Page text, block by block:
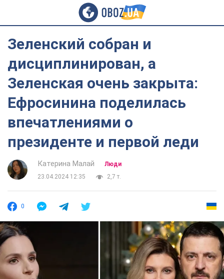
Зеленский собран и
дисциплинирован, а
Зеленская очень закрыта:
Ефросинина поделилась
впечатлениями о
президенте и первой леди
Катерина Малай
Люди
23.04.2024 12:35
2,7 т.
0